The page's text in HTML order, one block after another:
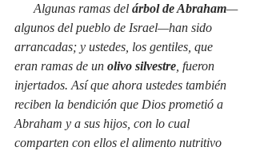
Algunas ramas del árbol de Abraham—
algunos del pueblo de Israel—han sido
arrancadas; y ustedes, los gentiles, que
eran ramas de un olivo silvestre , fueron
injertados. Así que ahora ustedes también
reciben la bendición que Dios prometió a
Abraham y a sus hijos, con lo cual
comparten con ellos el alimento nutritivo